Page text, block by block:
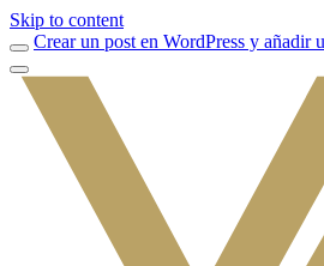
Skip to content
Crear un post en WordPress y añadir